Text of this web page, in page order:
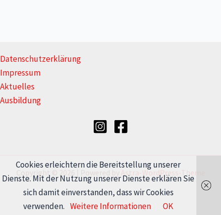
Datenschutzerklärung
Impressum
Aktuelles
Ausbildung
Copyright © 2026 | Powered by Astra-WordPress-Theme
Cookies erleichtern die Bereitstellung unserer
Dienste. Mit der Nutzung unserer Dienste erklären Sie
sich damit einverstanden, dass wir Cookies
verwenden. Weitere Informationen OK